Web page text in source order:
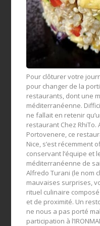
Pour clôturer votre
pour changer de la
restaurants, dont une
méditerranéenne.
ne fallait en retenir
restaurant Chez RhiTo.
Portovenere, ce
Nice, s’est récemment
conservant l’équipe et
méditerranéenne de
Alfredo Turani (le nom
mauvaises surprises,
rituel culinaire
et de proximité. Un
ne nous a pas porté
participation à